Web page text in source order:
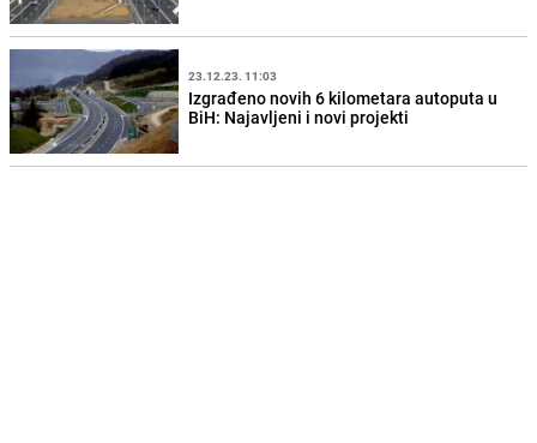
23.12.23. 11:03
Izgrađeno novih 6 kilometara autoputa u
BiH: Najavljeni i novi projekti